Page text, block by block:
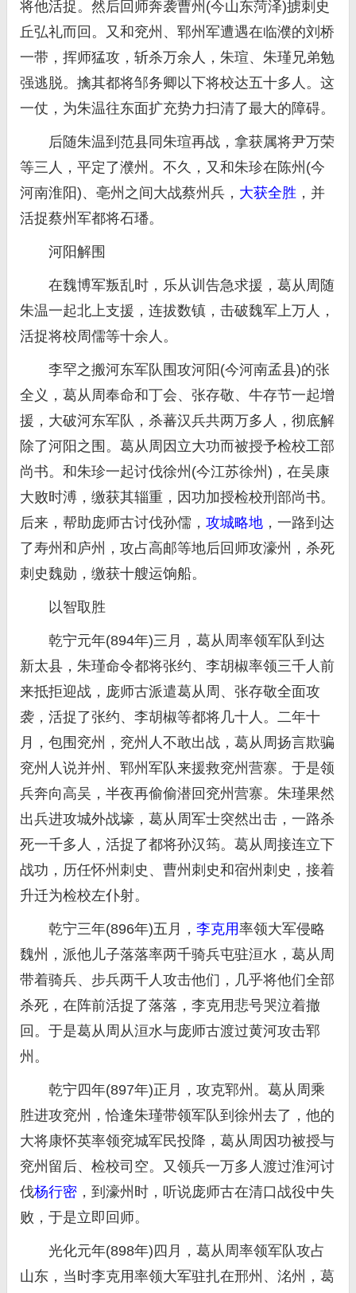
将他活捉。然后回师奔袭曹州(今山东菏泽)掳刺史
丘弘礼而回。又和兖州、郓州军遭遇在临濮的刘桥
一带，挥师猛攻，斩杀万余人，朱瑄、朱瑾兄弟勉
强逃脱。擒其都将邹务卿以下将校达五十多人。这
一仗，为朱温往东面扩充势力扫清了最大的障碍。
后随朱温到范县同朱瑄再战，拿获属将尹万荣
等三人，平定了濮州。不久，又和朱珍在陈州(今
河南淮阳)、亳州之间大战蔡州兵， 大获全胜 ，并
活捉蔡州军都将石璠。
河阳解围
在魏博军叛乱时，乐从训告急求援，葛从周随
朱温一起北上支援，连拔数镇，击破魏军上万人，
活捉将校周儒等十余人。
李罕之搬河东军队围攻河阳(今河南孟县)的张
全义，葛从周奉命和丁会、张存敬、牛存节一起增
援，大破河东军队，杀蕃汉兵共两万多人，彻底解
除了河阳之围。葛从周因立大功而被授予检校工部
尚书。和朱珍一起讨伐徐州(今江苏徐州)，在吴康
大败时溥，缴获其辎重，因功加授检校刑部尚书。
后来，帮助庞师古讨伐孙儒， 攻城略地 ，一路到达
了寿州和庐州，攻占高邮等地后回师攻濠州，杀死
刺史魏勋，缴获十艘运饷船。
以智取胜
乾宁元年(894年)三月，葛从周率领军队到达
新太县，朱瑾命令都将张约、李胡椒率领三千人前
来抵拒迎战，庞师古派遣葛从周、张存敬全面攻
袭，活捉了张约、李胡椒等都将几十人。二年十
月，包围兖州，兖州人不敢出战，葛从周扬言欺骗
兖州人说并州、郓州军队来援救兖州营寨。于是领
兵奔向高吴，半夜再偷偷潜回兖州营寨。朱瑾果然
出兵进攻城外战壕，葛从周军士突然出击，一路杀
死一千多人，活捉了都将孙汉筠。葛从周接连立下
战功，历任怀州刺史、曹州刺史和宿州刺史，接着
升迁为检校左仆射。
乾宁三年(896年)五月， 李克用率领大军侵略
魏州，派他儿子落落率两千骑兵屯驻洹水，葛从周
带着骑兵、步兵两千人攻击他们，几乎将他们全部
杀死，在阵前活捉了落落，李克用悲号哭泣着撤
回。于是葛从周从洹水与庞师古渡过黄河攻击郓
州。
乾宁四年(897年)正月，攻克郓州。葛从周乘
胜进攻兖州，恰逢朱瑾带领军队到徐州去了，他的
大将康怀英率领兖城军民投降，葛从周因功被授与
兖州留后、检校司空。又领兵一万多人渡过淮河讨
伐杨行密 ，到濠州时，听说庞师古在清口战役中失
败，于是立即回师。
光化元年(898年)四月，葛从周率领军队攻占
山东，当时李克用率领大军驻扎在邢州、洺州，葛